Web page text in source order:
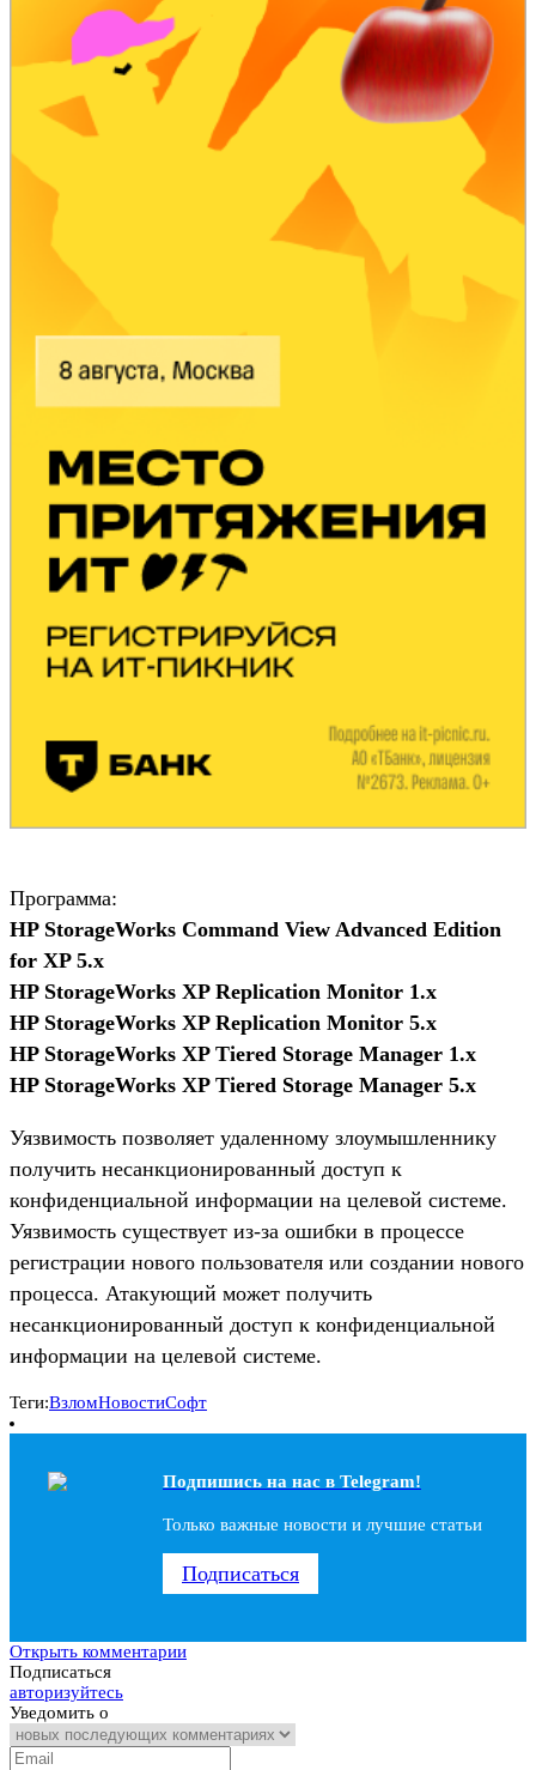
Программа:
HP StorageWorks Command View Advanced Edition
for XP 5.x
HP StorageWorks XP Replication Monitor 1.x
HP StorageWorks XP Replication Monitor 5.x
HP StorageWorks XP Tiered Storage Manager 1.x
HP StorageWorks XP Tiered Storage Manager 5.x
Уязвимость позволяет удаленному злоумышленнику
получить несанкционированный доступ к
конфиденциальной информации на целевой системе.
Уязвимость существует из-за ошибки в процессе
регистрации нового пользователя или создании нового
процесса. Атакующий может получить
несанкционированный доступ к конфиденциальной
информации на целевой системе.
Теги:ВзломНовостиСофт
Подпишись на наc в Telegram!
Только важные новости и лучшие статьи
Подписаться
Открыть комментарии
Подписаться
авторизуйтесь
Уведомить о